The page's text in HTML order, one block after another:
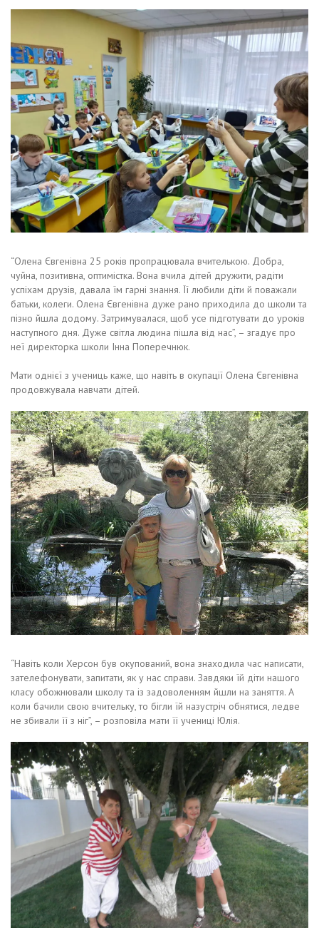
“Олена Євгенівна 25 років пропрацювала вчителькою. Добра,
чуйна, позитивна, оптимістка. Вона вчила дітей дружити, радіти
успіхам друзів, давала їм гарні знання. Її любили діти й поважали
батьки, колеги. Олена Євгенівна дуже рано приходила до школи та
пізно йшла додому. Затримувалася, щоб усе підготувати до уроків
наступного дня. Дуже світла людина пішла від нас”, – згадує про
неї директорка школи Інна Поперечнюк.
Мати однієї з учениць каже, що навіть в окупації Олена Євгенівна
продовжувала навчати дітей.
“Навіть коли Херсон був окупований, вона знаходила час написати,
зателефонувати, запитати, як у нас справи. Завдяки їй діти нашого
класу обожнювали школу та із задоволенням йшли на заняття. А
коли бачили свою вчительку, то бігли їй назустріч обнятися, ледве
не збивали її з ніг”, – розповіла мати її учениці Юлія.